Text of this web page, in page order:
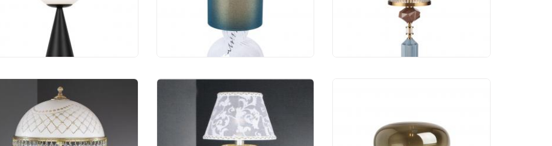
13 000 руб. 7 200 руб. 18 087 руб.